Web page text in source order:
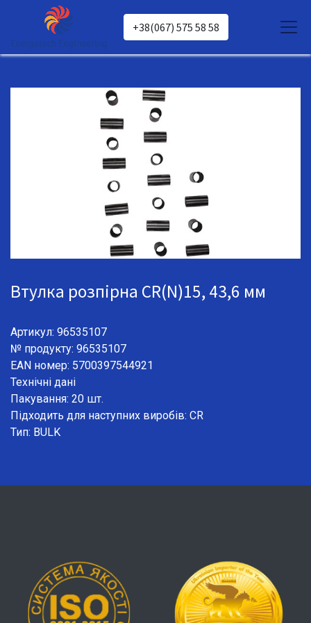
+38(067) 575 58 58
Втулка розпірна CR(N)15, 43,6 мм
Артикул: 96535107
№ продукту: 96535107
EAN номер: 5700397544921
Технічні дані
Пакування: 20 шт.
Підходить для наступних виробів: CR
Тип: BULK